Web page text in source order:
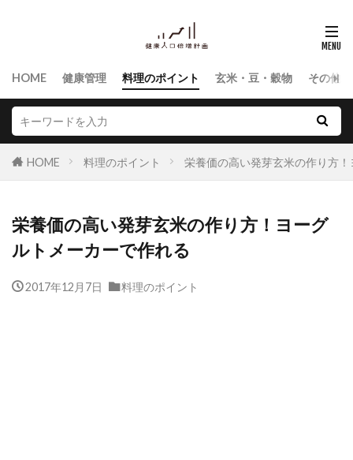
HOME 健康管理 料理のポイント 玄米・豆・穀物 その他
HOME 料理のポイント 栄養価の高い発芽玄米の作り方
栄養価の高い発芽玄米の作り方！ヨーグ
ルトメーカーで作れる
2017年12月7日 料理のポイント